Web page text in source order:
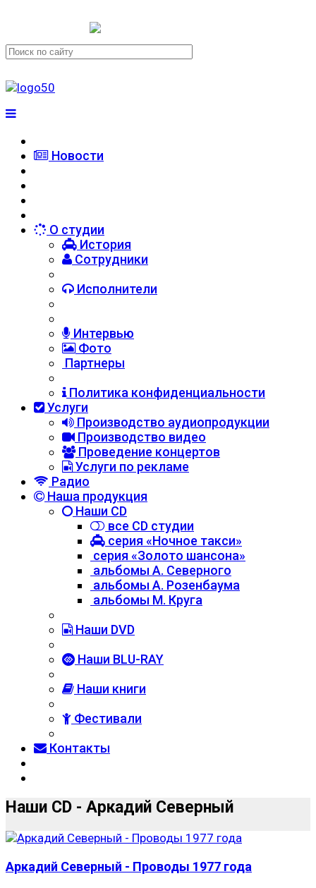
Новости
О студии
История
Сотрудники
Исполнители
Интервью
Фото
Партнеры
Политика конфиденциальности
Услуги
Производство аудиопродукции
Производство видео
Проведение концертов
Услуги по рекламе
Радио
Наша продукция
Наши CD
все CD студии
серия «Ночное такси»
серия «Золото шансона»
альбомы А. Северного
альбомы А. Розенбаума
альбомы М. Круга
Наши DVD
Наши BLU-RAY
Наши книги
Фестивали
Контакты
Наши CD - Аркадий Северный
Аркадий Северный - Проводы 1977 года